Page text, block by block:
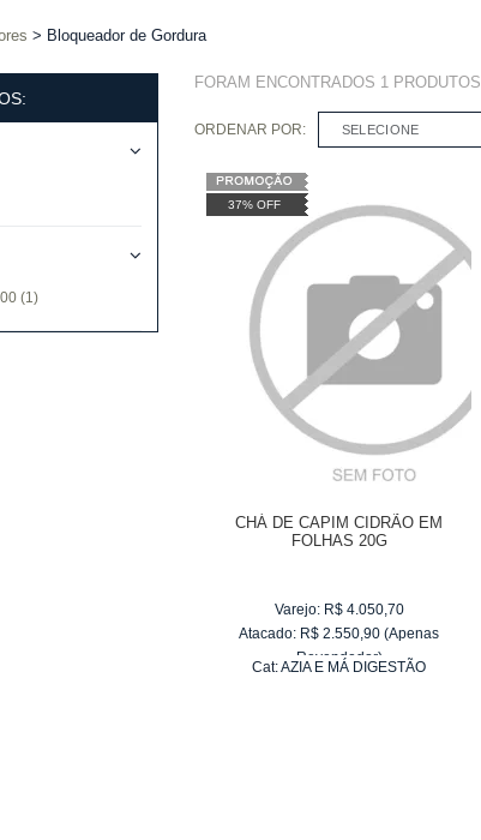
Bloqueador de Gordura
(1)
FORAM ENCONTRADOS 1PRODUTOS
ORDENAR POR: SELECIONE
37% OFF
CHÁ DE CAPIM CIDRÃO EM
FOLHAS 20G
Varejo: R$ 4.050,70
Atacado: R$ 2.550,90 (Apenas
Revendedor)
Cat:AZIA E MÁ DIGESTÃO